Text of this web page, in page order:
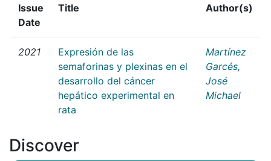
Issue
Date
Title Author(s)
2021
Expresión de las
semaforinas y plexinas en el
desarrollo del cáncer
hepático experimental en
rata
Martínez
Garcés,
José
Michael
Discover